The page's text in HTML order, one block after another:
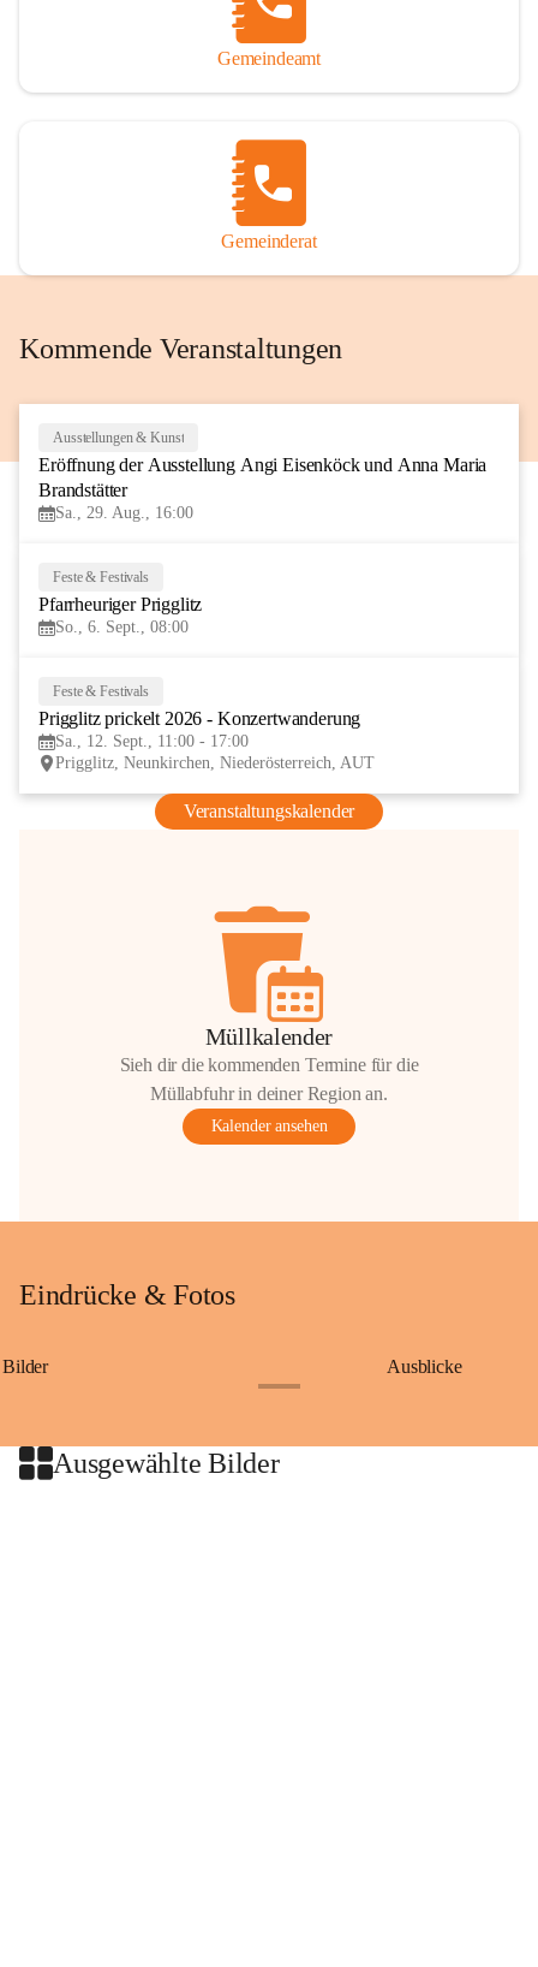
Gemeindeamt
Gemeinderat
Kommende Veranstaltungen
AUG
Ausstellungen & Kunst
Eröffnung der Ausstellung Angi Eisenköck und Anna Maria
Brandstätter
Sa., 29. Aug., 16:00
Feste & Festivals
Pfarrheuriger Prigglitz
So., 6. Sept., 08:00
Feste & Festivals
Prigglitz prickelt 2026 - Konzertwanderung
Sa., 12. Sept., 11:00 - 17:00
Prigglitz, Neunkirchen, Niederösterreich, AUT
Veranstaltungskalender
Müllkalender
Sieh dir die kommenden Termine für die
Müllabfuhr in deiner Region an.
Kalender ansehen
Eindrücke & Fotos
Bilder Ausblicke
Ausgewählte Bilder